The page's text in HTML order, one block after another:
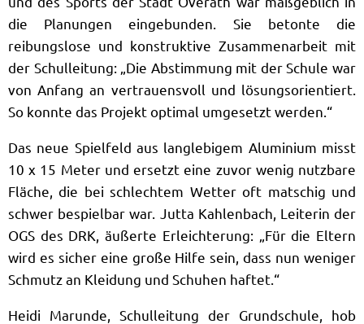
die Planungen eingebunden. Sie betonte die
reibungslose und konstruktive Zusammenarbeit mit
der Schulleitung: „Die Abstimmung mit der Schule war
von Anfang an vertrauensvoll und lösungsorientiert.
So konnte das Projekt optimal umgesetzt werden.“
Das neue Spielfeld aus langlebigem Aluminium misst
10 x 15 Meter und ersetzt eine zuvor wenig nutzbare
Fläche, die bei schlechtem Wetter oft matschig und
schwer bespielbar war. Jutta Kahlenbach, Leiterin der
OGS des DRK, äußerte Erleichterung: „Für die Eltern
wird es sicher eine große Hilfe sein, dass nun weniger
Schmutz an Kleidung und Schuhen haftet.“
Heidi Marunde, Schulleitung der Grundschule, hob